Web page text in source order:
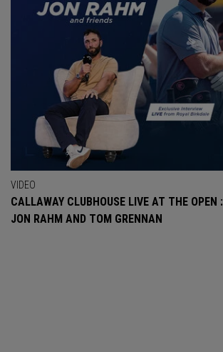
VIDEO
CALLAWAY CLUBHOUSE LIVE AT THE OPEN :
JON RAHM AND TOM GRENNAN